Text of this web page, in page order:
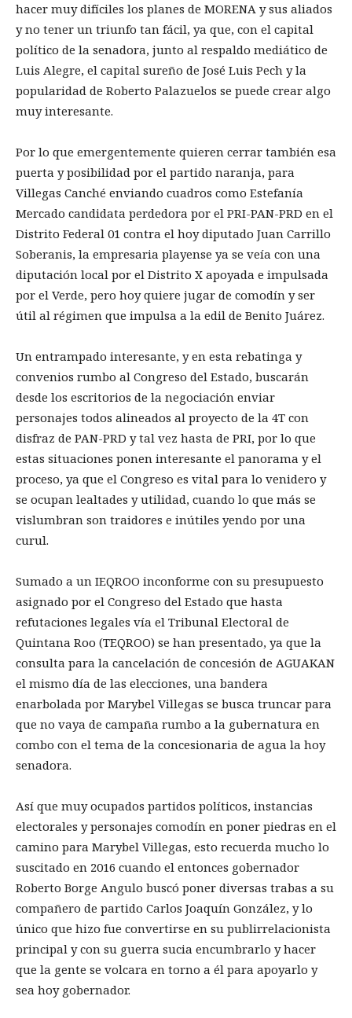
hacer muy difíciles los planes de MORENA y sus aliados
y no tener un triunfo tan fácil, ya que, con el capital
político de la senadora, junto al respaldo mediático de
Luis Alegre, el capital sureño de José Luis Pech y la
popularidad de Roberto Palazuelos se puede crear algo
muy interesante.
Por lo que emergentemente quieren cerrar también esa
puerta y posibilidad por el partido naranja, para
Villegas Canché enviando cuadros como Estefanía
Mercado candidata perdedora por el PRI-PAN-PRD en el
Distrito Federal 01 contra el hoy diputado Juan Carrillo
Soberanis, la empresaria playense ya se veía con una
diputación local por el Distrito X apoyada e impulsada
por el Verde, pero hoy quiere jugar de comodín y ser
útil al régimen que impulsa a la edil de Benito Juárez.
Un entrampado interesante, y en esta rebatinga y
convenios rumbo al Congreso del Estado, buscarán
desde los escritorios de la negociación enviar
personajes todos alineados al proyecto de la 4T con
disfraz de PAN-PRD y tal vez hasta de PRI, por lo que
estas situaciones ponen interesante el panorama y el
proceso, ya que el Congreso es vital para lo venidero y
se ocupan lealtades y utilidad, cuando lo que más se
vislumbran son traidores e inútiles yendo por una
curul.
Sumado a un IEQROO inconforme con su presupuesto
asignado por el Congreso del Estado que hasta
refutaciones legales vía el Tribunal Electoral de
Quintana Roo (TEQROO) se han presentado, ya que la
consulta para la cancelación de concesión de AGUAKAN
el mismo día de las elecciones, una bandera
enarbolada por Marybel Villegas se busca truncar para
que no vaya de campaña rumbo a la gubernatura en
combo con el tema de la concesionaria de agua la hoy
senadora.
Así que muy ocupados partidos políticos, instancias
electorales y personajes comodín en poner piedras en el
camino para Marybel Villegas, esto recuerda mucho lo
suscitado en 2016 cuando el entonces gobernador
Roberto Borge Angulo buscó poner diversas trabas a su
compañero de partido Carlos Joaquín González, y lo
único que hizo fue convertirse en su publirrelacionista
principal y con su guerra sucia encumbrarlo y hacer
que la gente se volcara en torno a él para apoyarlo y
sea hoy gobernador.